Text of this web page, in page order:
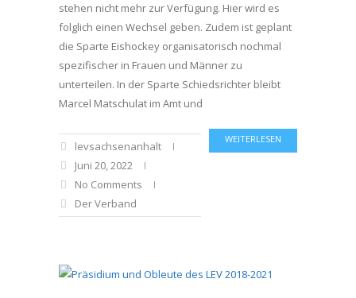
stehen nicht mehr zur Verfügung. Hier wird es
folglich einen Wechsel geben. Zudem ist geplant
die Sparte Eishockey organisatorisch nochmal
spezifischer in Frauen und Männer zu
unterteilen. In der Sparte Schiedsrichter bleibt
Marcel Matschulat im Amt und
WEITERLESEN
levsachsenanhalt
Juni 20, 2022
No Comments
Der Verband